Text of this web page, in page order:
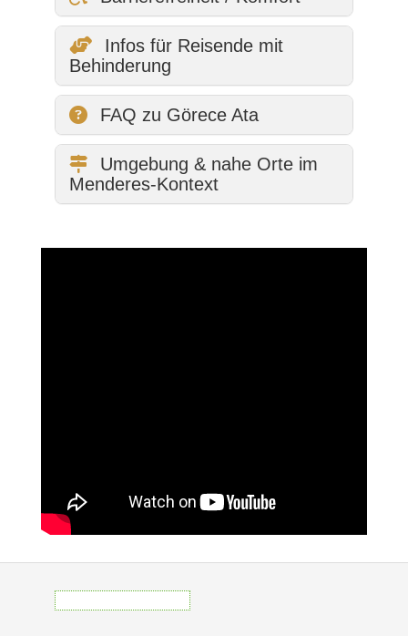
Infos für Reisende mit
Behinderung
FAQ zu Görece Ata
Umgebung & nahe Orte im
Menderes-Kontext